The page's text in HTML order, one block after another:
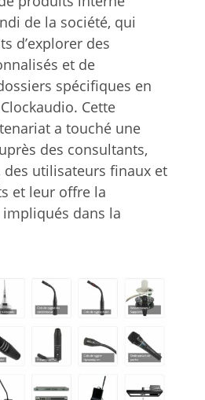
de la société, qui
d’explorer des
et de
spécifiques en
Cette
a touché une
des consultants,
des utilisateurs finaux et
et leur offre la
impliqués dans la